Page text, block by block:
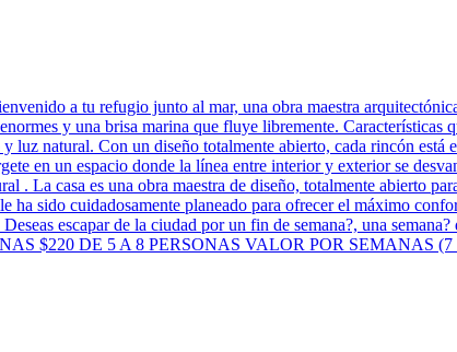
a tu refugio junto al mar, una obra maestra
y una brisa marina que fluye libremente.
luz natural. Con un diseño totalmente abierto, cada rincón está
en un espacio donde la línea entre interior y exterior se
La casa es una obra maestra de diseño, totalmente abierto
sido cuidadosamente planeado para ofrecer el máximo
escapar de la ciudad por un fin de semana?, una
$220 DE 5 A 8 PERSONAS VALOR POR SEMANAS (7